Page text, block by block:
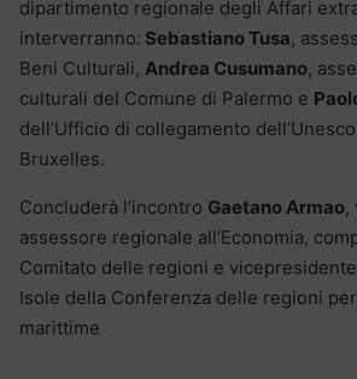
dipartimento regionale degli Affari
interverranno: Sebastiano Tusa,
Beni Culturali, Andrea Cusumano,
culturali del Comune di Palermo e
dell’Ufficio di collegamento
Bruxelles.
Concluderà l’incontro Gaetano Armao,
assessore regionale all’Economia,
Comitato delle regioni e
Isole della Conferenza delle regioni
marittime